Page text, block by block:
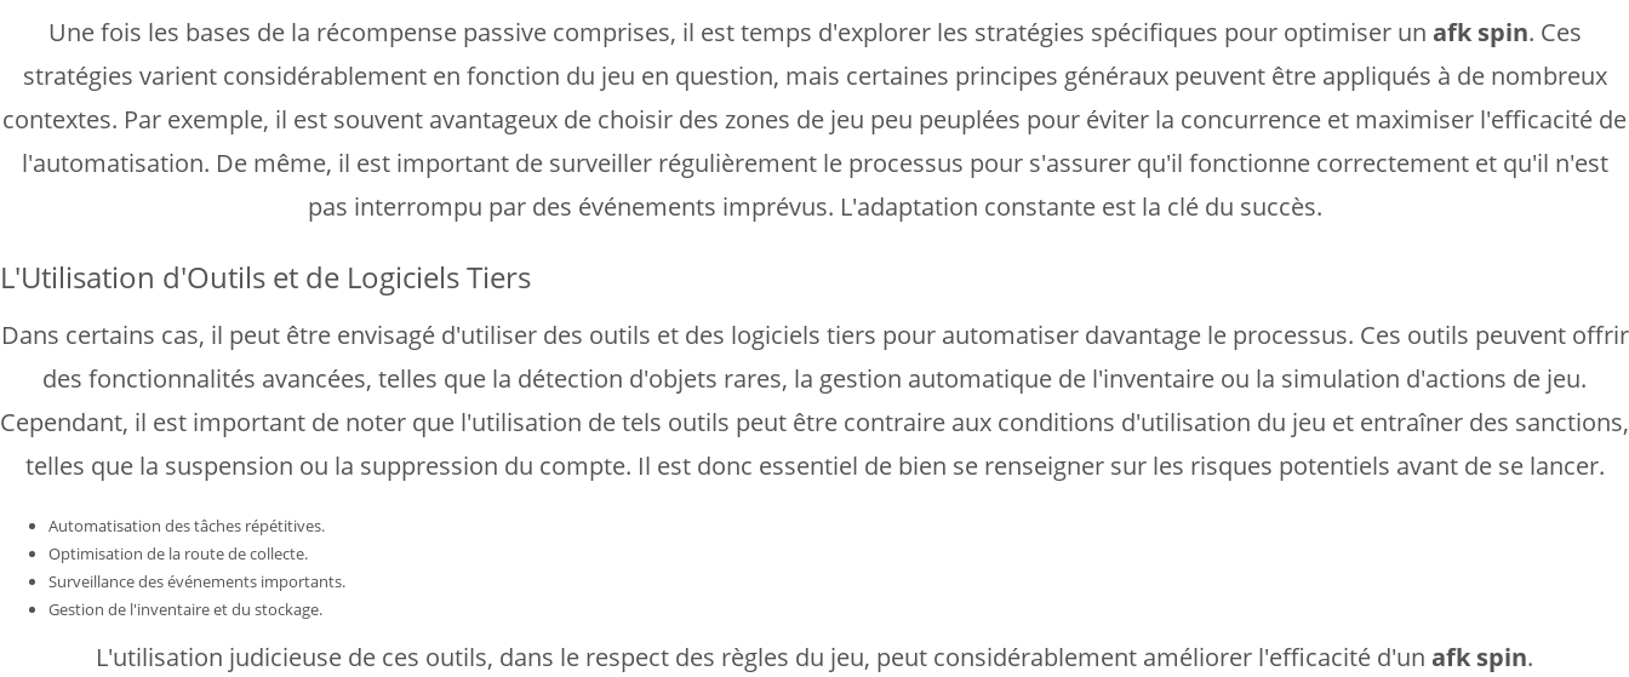
Une fois les bases de la récompense passive comprises, il est temps d'explorer les stratégies spécifiques pour optimiser un afk spin. Ces
stratégies varient considérablement en fonction du jeu en question, mais certaines principes généraux peuvent être appliqués à de nombreux
contextes. Par exemple, il est souvent avantageux de choisir des zones de jeu peu peuplées pour éviter la concurrence et maximiser l'efficacité de
l'automatisation. De même, il est important de surveiller régulièrement le processus pour s'assurer qu'il fonctionne correctement et qu'il n'est
pas interrompu par des événements imprévus. L'adaptation constante est la clé du succès.
L'Utilisation d'Outils et de Logiciels Tiers
Dans certains cas, il peut être envisagé d'utiliser des outils et des logiciels tiers pour automatiser davantage le processus. Ces outils peuvent offrir
des fonctionnalités avancées, telles que la détection d'objets rares, la gestion automatique de l'inventaire ou la simulation d'actions de jeu.
Cependant, il est important de noter que l'utilisation de tels outils peut être contraire aux conditions d'utilisation du jeu et entraîner des sanctions,
telles que la suspension ou la suppression du compte. Il est donc essentiel de bien se renseigner sur les risques potentiels avant de se lancer.
Automatisation des tâches répétitives.
Optimisation de la route de collecte.
Surveillance des événements importants.
Gestion de l'inventaire et du stockage.
L'utilisation judicieuse de ces outils, dans le respect des règles du jeu, peut considérablement améliorer l'efficacité d'un afk spin.